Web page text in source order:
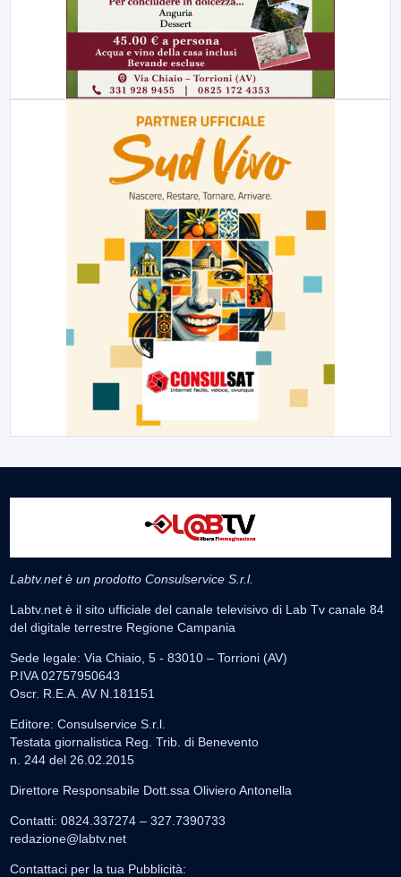
Labtv.net è un prodotto Consulservice S.r.l.
Labtv.net è il sito ufficiale del canale televisivo di Lab Tv canale 84
del digitale terrestre Regione Campania
Sede legale: Via Chiaio, 5 - 83010 – Torrioni (AV)
P.IVA 02757950643
Oscr. R.E.A. AV N.181151
Editore: Consulservice S.r.l.
Testata giornalistica Reg. Trib. di Benevento
n. 244 del 26.02.2015
Direttore Responsabile Dott.ssa Oliviero Antonella
Contatti: 0824.337274 – 327.7390733
redazione@labtv.net
Contattaci per la tua Pubblicità: